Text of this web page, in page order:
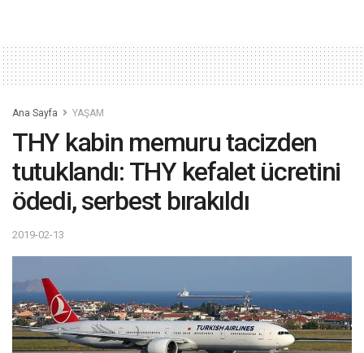
Ana Sayfa YAŞAM
THY kabin memuru tacizden
tutuklandı: THY kefalet ücretini
ödedi, serbest bırakıldı
2019-02-13